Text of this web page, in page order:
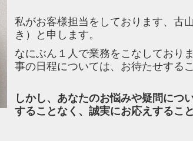
私がお客様担当をしております、古
き）と申します。
なにぶん１人で業務をこなしており
事の日程については、お待たせする
しかし、あなたのお悩みや疑問につ
することなく、誠実にお応えするこ